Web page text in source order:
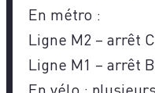
En métro :
Ligne M2 – arrêt
Ligne M1 – arrêt
En vélo :